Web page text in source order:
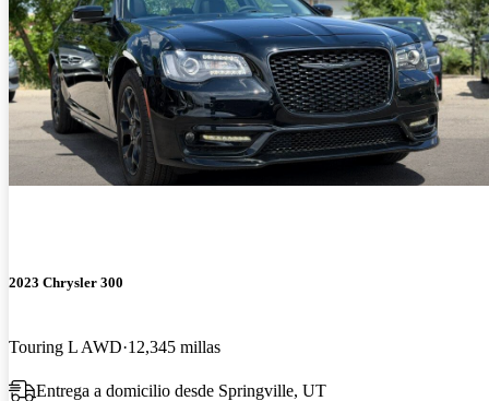
2023 Chrysler 300
Touring L AWD 12,345 millas
Entrega a domicilio desde Springville, UT